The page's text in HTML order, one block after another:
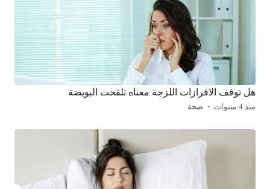
هل توقف الافرازات اللزجة معناه تلقحت البويضة
منذ 4 سنوات صحة